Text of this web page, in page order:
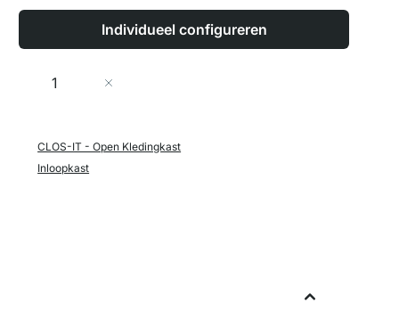
Individueel configureren
Aantal
CLOS-IT - Open Kledingkast
Inloopkast